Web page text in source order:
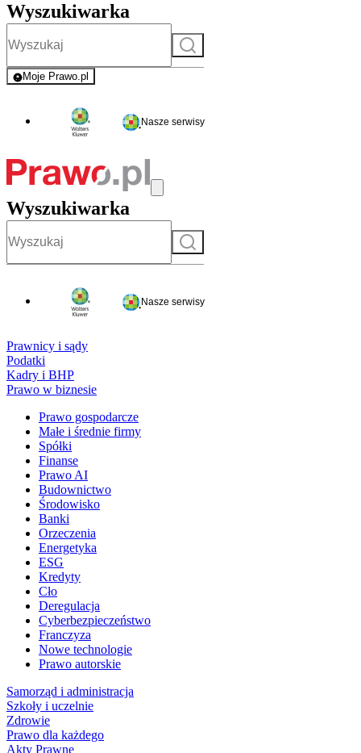
Wyszukiwarka
Szukaj
Moje Prawo.pl
- rejestracja i logowanie do serwisu
Nasze serwisy
Wyszukiwarka
Szukaj
Nasze serwisy
Prawnicy i sądy
Podatki
Kadry i BHP
Prawo w biznesie
Prawo gospodarcze
Małe i średnie firmy
Spółki
Finanse
Prawo AI
Budownictwo
Środowisko
Banki
Orzeczenia
Energetyka
ESG
Kredyty
Cło
Deregulacja
Cyberbezpieczeństwo
Franczyza
Nowe technologie
Prawo autorskie
Samorząd i administracja
Szkoły i uczelnie
Zdrowie
Prawo dla każdego
Akty Prawne